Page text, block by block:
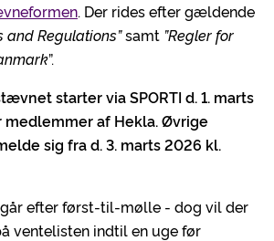
. Der rides efter gældende
and Regulations”samt ”Regler for
”.
starter via SPORTI d. 1. marts
medlemmer af Hekla. Øvrige
sig fra d. 3. marts 2026 kl.
efter først-til-mølle - dog vil der
ventelisten indtil en uge før